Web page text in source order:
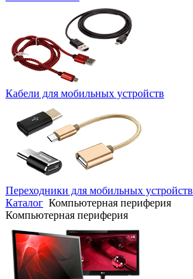
Кабели для мобильных устройств
Переходники для мобильных устройств
Каталог Компьютерная периферия
Компьютерная периферия